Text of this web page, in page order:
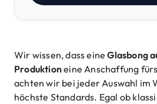
Wir wissen, dass eineGlasbong
Produktioneine Anschaffung
achten wir bei jeder Auswahl im
höchste Standards. Egal ob